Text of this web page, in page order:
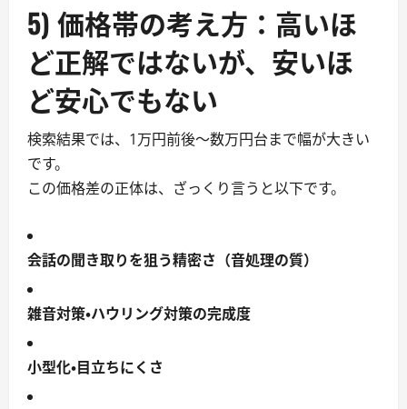
5) 価格帯の考え方：高いほ
ど正解ではないが、安いほ
ど安心でもない
検索結果では、1万円前後〜数万円台まで幅が大きい
です。
この価格差の正体は、ざっくり言うと以下です。
会話の聞き取りを狙う精密さ（音処理の質）
雑音対策・ハウリング対策の完成度
小型化・目立ちにくさ